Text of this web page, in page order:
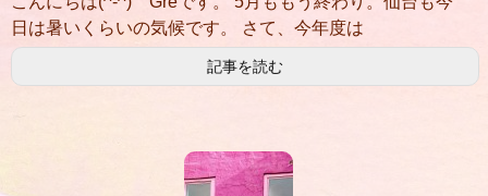
日は暑いくらいの気候です。 さて、今年度は
記事を読む